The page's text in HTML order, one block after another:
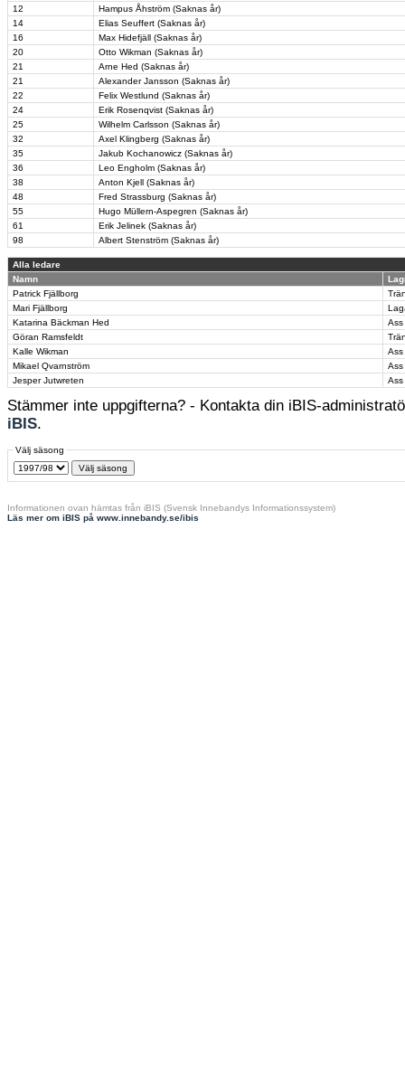
12
Hampus Åhström (Saknas år)
14
Elias Seuffert (Saknas år)
16
Max Hidefjäll (Saknas år)
20
Otto Wikman (Saknas år)
21
Arne Hed (Saknas år)
21
Alexander Jansson (Saknas år)
22
Felix Westlund (Saknas år)
24
Erik Rosenqvist (Saknas år)
25
Wilhelm Carlsson (Saknas år)
32
Axel Klingberg (Saknas år)
35
Jakub Kochanowicz (Saknas år)
36
Leo Engholm (Saknas år)
38
Anton Kjell (Saknas år)
48
Fred Strassburg (Saknas år)
55
Hugo Müllern-Aspegren (Saknas år)
61
Erik Jelinek (Saknas år)
98
Albert Stenström (Saknas år)
Alla ledare
Namn
Patrick Fjällborg
Mari Fjällborg
Katarina Bäckman Hed
Ass
Göran Ramsfeldt
Kalle Wikman
Ass
Mikael Qvarnström
Ass
Jesper Jutwreten
Ass
Stämmer inte uppgifterna? - Kontakta din iBIS-
iBIS.
Välj säsong
Informationen ovan hämtas från iBIS (Svensk Innebandys Informationssystem)
Läs mer om iBIS på www.innebandy.se/ibis